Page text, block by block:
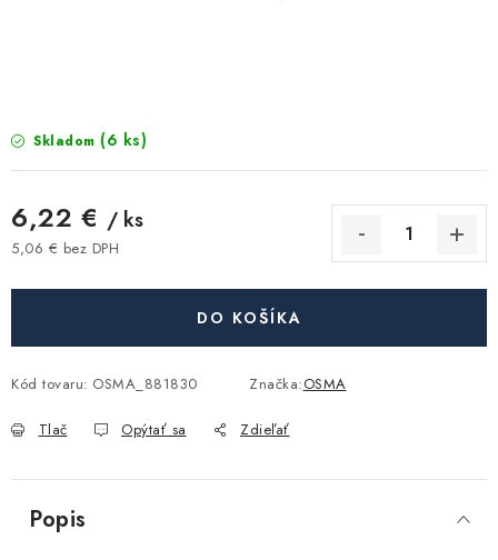
Filtrovanie a úprava vody
Záhrada a závlaha
Vetranie a rekuperácia
Akcie, Zľavy
Skladom (6 ks)
6,22 € / ks
5,06 € bez DPH
DO KOŠÍKA
Kód tovaru: OSMA_881830 Značka:OSMA
Tlač Opýtať sa Zdieľať
Popis